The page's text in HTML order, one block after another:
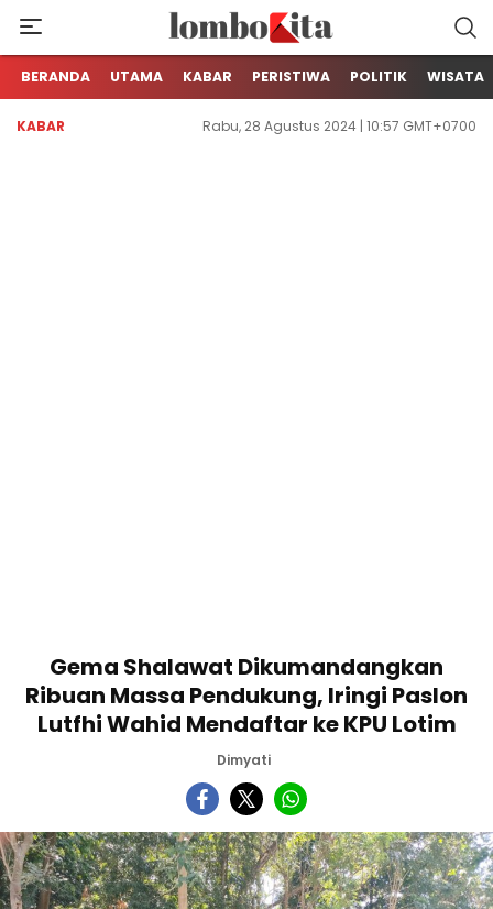
LOMBOKita
Media Berita Online dari Lombok
BERANDA UTAMA KABAR PERISTIWA POLITIK WISATA
KABAR Rabu, 28 Agustus 2024 | 10:57 GMT+0700
Gema Shalawat Dikumandangkan
Ribuan Massa Pendukung, Iringi Paslon
Lutfhi Wahid Mendaftar ke KPU Lotim
Dimyati